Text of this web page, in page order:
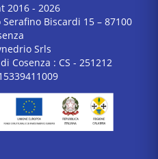
2016 - 2026
Biscardi 15 – 87100
Srls
Cosenza : CS - 251212